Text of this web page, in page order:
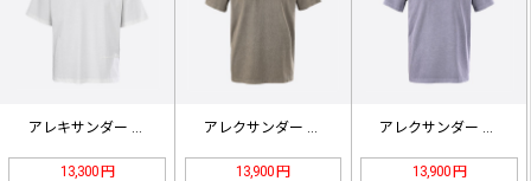
アレキサンダー ワン ロゴ ボックス…
13,300 円
アレクサンダー ワン グレー グリッ…
13,900 円
アレクサンダー ワン 刺繍ロゴ バイ…
13,900 円